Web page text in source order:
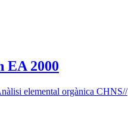
EA 2000
elemental orgànica CHNS//